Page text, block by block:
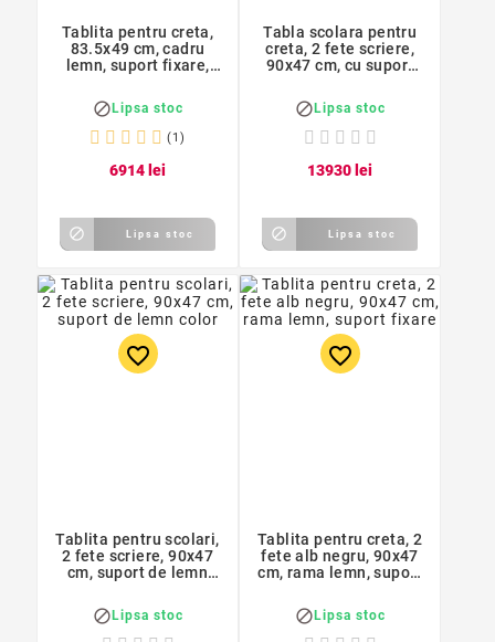
Tablita pentru creta,
83.5x49 cm, cadru
lemn, suport fixare,
Lipsa stoc
(1)
6914 lei
 Lipsa stoc
Tabla scolara pentru
creta, 2 fete scriere,
90x47 cm, cu suport
Lipsa stoc
13930 lei
 Lipsa stoc
favorite_border
Tablita pentru scolari,
2 fete scriere, 90x47
cm, suport de lemn
Lipsa stoc
favorite_border
Tablita pentru creta, 2
fete alb negru, 90x47
cm, rama lemn, suport
Lipsa stoc